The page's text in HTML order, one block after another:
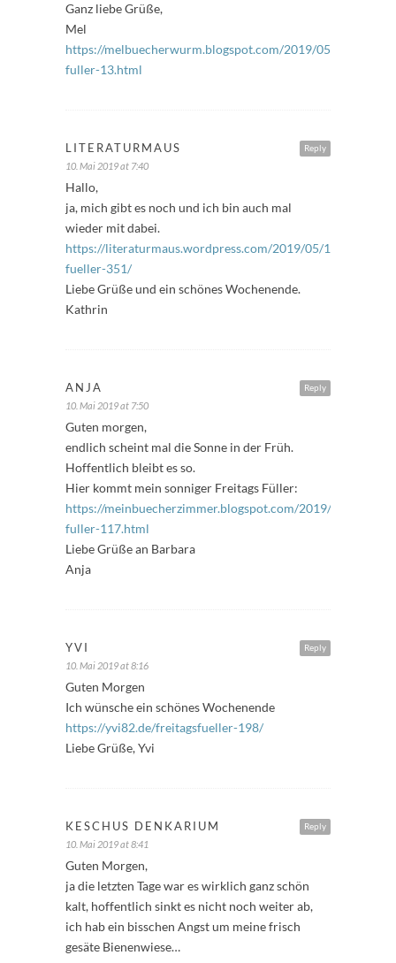
Ganz liebe Grüße,
Mel
https://melbuecherwurm.blogspot.com/2019/05/freitags-
fuller-13.html
Reply
LITERATURMAUS
10. Mai 2019 at 7:40
Hallo,
ja, mich gibt es noch und ich bin auch mal
wieder mit dabei.
https://literaturmaus.wordpress.com/2019/05/10/freitags-
fueller-351/
Liebe Grüße und ein schönes Wochenende.
Kathrin
Reply
ANJA
10. Mai 2019 at 7:50
Guten morgen,
endlich scheint mal die Sonne in der Früh.
Hoffentlich bleibt es so.
Hier kommt mein sonniger Freitags Füller:
https://meinbuecherzimmer.blogspot.com/2019/05/freitags-
fuller-117.html
Liebe Grüße an Barbara
Anja
Reply
YVI
10. Mai 2019 at 8:16
Guten Morgen
Ich wünsche ein schönes Wochenende
https://yvi82.de/freitagsfueller-198/
Liebe Grüße, Yvi
Reply
KESCHUS DENKARIUM
10. Mai 2019 at 8:41
Guten Morgen,
ja die letzten Tage war es wirklich ganz schön
kalt, hoffentlich sinkt es nicht noch weiter ab,
ich hab ein bisschen Angst um meine frisch
gesäte Bienenwiese…